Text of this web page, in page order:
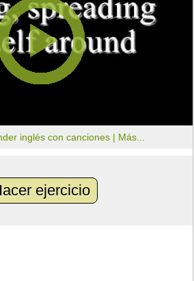
inglés con canciones | Más...
ejercicio